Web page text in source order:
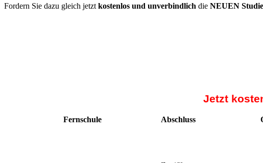
Fordern Sie dazu gleich jetzt kostenlos und unverbindlich die NEUEN
Jetzt
Fernschule Abschluss